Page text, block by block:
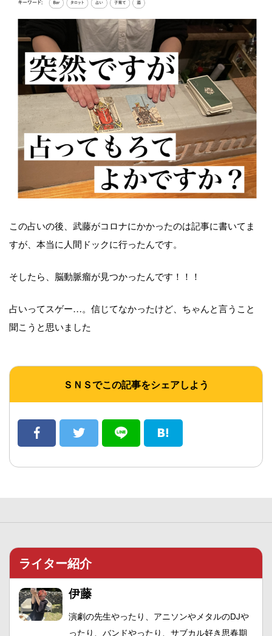
この占いの後、武藤がコロナにかかったのは記事に書いてま
すが、本当に人間ドックに行ったんです。
そしたら、脳動脈瘤が見つかったんです！！！
占いってスゲー…。信じてなかったけど、ちゃんと言うこと
聞こうと思いました
ＳＮＳでこの記事をシェアしよう
ライター紹介
伊藤
演劇の先生やったり、アニソンやメタルのDJや
ったり、バンドやったり、サブカル好き思春期